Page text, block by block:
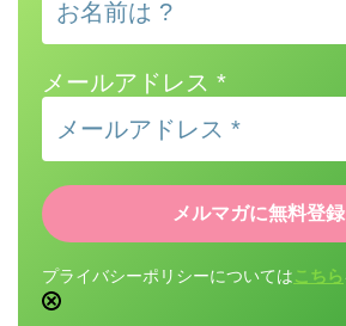
メールアドレス *
プライバシーポリシーについては こちら